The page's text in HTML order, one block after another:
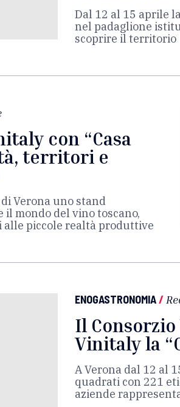
Dal 12 al 15 aprile
nel padaglione
scoprire il territorio
con “Casa
territori e
Verona uno stand
mondo del vino toscano,
piccole realtà produttive
ENOGASTRONOMIA/
Il
Vinitaly la
A Verona dal 12 al
quadrati con 221
aziende